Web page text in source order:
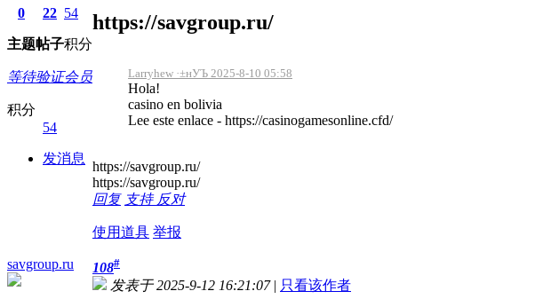
0
主题
22
帖子
54
积分
等待验证会员
积分
54
发消息
https://savgroup.ru/
Larryhew ·±нУЪ 2025-8-10 05:58
Hola!
casino en bolivia
Lee este enlace - https://casinogamesonline.cfd/
https://savgroup.ru/
https://savgroup.ru/
回复 支持 反对
使用道具 举报
savgroup.ru 108#
发表于 2025-9-12 16:21:07 | 只看该作者